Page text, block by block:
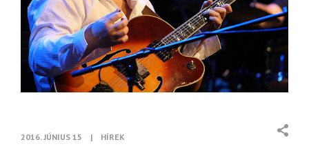
2016. JÚNIUS 15 | HÍREK